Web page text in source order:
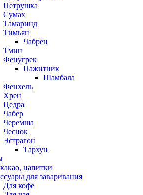
Петрушка
Сумах
Тамаринд
Тимьян
Чабрец
Тмин
Фенугрек
Пажитник
Шамбала
Фенхель
Хрен
Цедра
Чабер
Черемша
Чеснок
Эстрагон
Тархун
напитки
для заваривания
Для кофе